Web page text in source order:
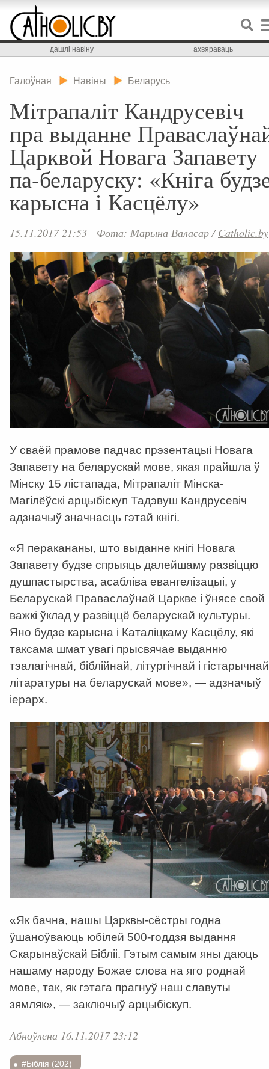
дашлі навіну ахвяраваць
Галоўная Навіны Беларусь
Мітрапаліт Кандрусевіч
пра выданне
Царквой Новага Запавету
па-беларуску: «Кніга
карысна і Касцёлу»
15.11.2017 21:53 Фота: Марына Валасар/Catholic.by
У сваёй прамове падчас прэзентацыі Новага
Запавету на беларускай мове, якая прайшла ў
Мінску 15 лістапада, Мітрапаліт Мінска-
Магілёўскі арцыбіскуп Тадэвуш Кандрусевіч
адзначыў значнасць гэтай кнігі.
«Я перакананы, што выданне кнігі Новага
Запавету будзе спрыяць далейшаму развіццю
душпастырства, асабліва евангелізацыі, у
Беларускай Праваслаўнай Царкве і ўнясе свой
важкі ўклад у развіццё беларускай культуры.
Яно будзе карысна і Каталіцкаму Касцёлу, які
таксама шмат увагі прысвячае выданню
тэалагічнай, біблійнай, літургічнай і гістарычнай
літаратуры на беларускай мове», — адзначыў
іерарх.
«Як бачна, нашы Цэрквы-сёстры годна
ўшаноўваюць юбілей 500-годдзя выдання
Скарынаўскай Бібліі. Гэтым самым яны даюць
нашаму народу Божае слова на яго роднай
мове, так, як гэтага прагнуў наш славуты
зямляк», — заключыў арцыбіскуп.
Абноўлена 16.11.2017 23:12
#Біблія (202)